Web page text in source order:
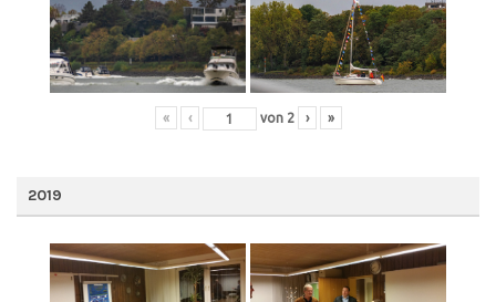
« ‹ von 2 › »
2019